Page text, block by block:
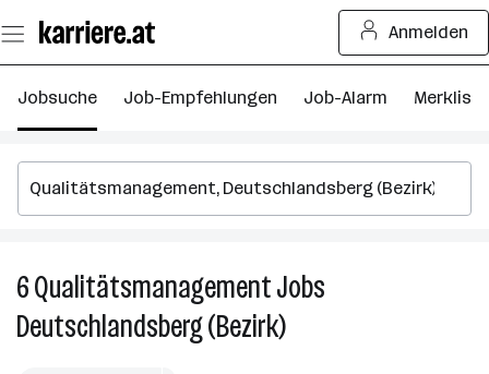
Seiteninhalt
springen
Anmelden
Jobsuche Job-Empfehlungen Job-Alarm Merkliste
6QualitätsmanagementJobs
Deutschlandsberg (Bezirk)